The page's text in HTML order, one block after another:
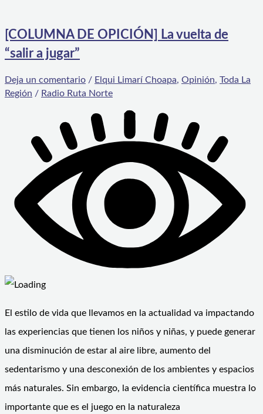
[COLUMNA DE OPICIÓN] La vuelta de
“salir a jugar”
Deja un comentario / Elqui Limarí Choapa, Opinión, Toda La
Región / Radio Ruta Norte
El estilo de vida que llevamos en la actualidad va impactando
las experiencias que tienen los niños y niñas, y puede generar
una disminución de estar al aire libre, aumento del
sedentarismo y una desconexión de los ambientes y espacios
más naturales. Sin embargo, la evidencia científica muestra lo
importante que es el juego en la naturaleza